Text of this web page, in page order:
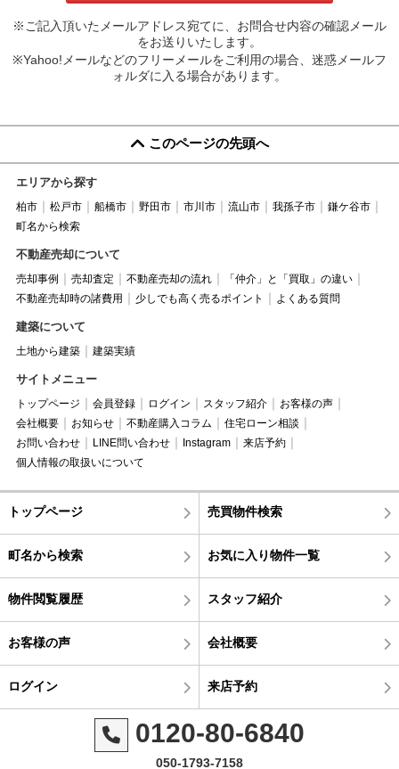
※ご記入頂いたメールアドレス宛てに、お問合せ内容の確認メール
をお送りいたします。
※Yahoo!メールなどのフリーメールをご利用の場合、迷惑メールフ
ォルダに入る場合があります。
このページの先頭へ
エリアから探す
柏市 松戸市 船橋市 野田市 市川市 流山市 我孫子市
鎌ケ谷市
町名から検索
不動産売却について
売却事例 売却査定 不動産売却の流れ
「仲介」と「買取」の違い
不動産売却時の諸費用
少しでも高く売るポイント よくある質問
建築について
土地から建築 建築実績
サイトメニュー
トップページ 会員登録 ログイン スタッフ紹介
お客様の声
会社概要
お知らせ 不動産購入コラム
住宅ローン相談
お問い合わせ
LINE問い合わせ Instagram
来店予約
個人情報の取扱いについて
トップページ 売買物件検索
町名から検索 お気に入り物件一覧
物件閲覧履歴 スタッフ紹介
お客様の声 会社概要
ログイン 来店予約
0120-80-6840
050-1793-7158